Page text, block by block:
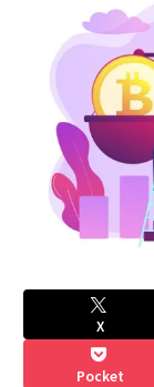
X
Pocket